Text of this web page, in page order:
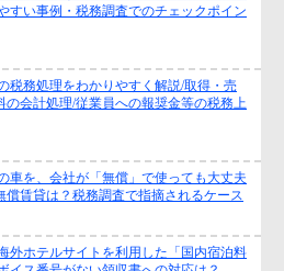
経由しない海外⇒海外への物品輸送に
すい事例・税務調査でのチェックポイン
務処理をわかりやすく解説/取得・売
会計処理/従業員への報奨金等の税務上
車を、会社が「無償」で使っても大丈夫
賃貸は？税務調査で指摘されるケース